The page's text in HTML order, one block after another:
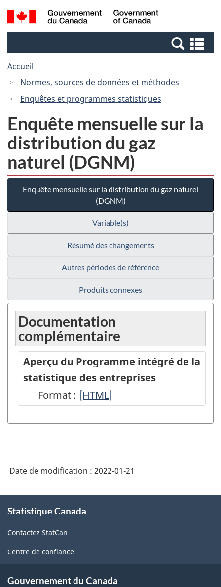
Passer
au
Passer
à
Canada
Recherche
et
et
Accueil
Normes, sources de données et méthodes
Enquêtes et programmes statistiques
Enquête mensuelle sur la
distribution du gaz
naturel (DGNM)
Enquête mensuelle sur la distribution du gaz naturel
(DGNM)
Variable(s)
Résumé des changements
Autres périodes de référence
Produits connexes
Documentation
complémentaire
Aperçu du Programme intégré de la
statistique des entreprises
Format : Aperçu
Programme
la
statistique
des
[HTML]
Date de modification : 2022-01-21
propos
ce
site
Statistique Canada
Contactez StatCan
Centre de confiance
Gouvernement du Canada